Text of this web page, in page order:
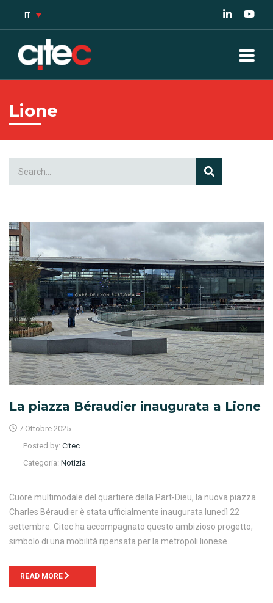
IT
Lione
La piazza Béraudier inaugurata a Lione
7 Ottobre 2025
Posted by: Citec
Categoria: Notizia
Cuore multimodale del quartiere della Part-Dieu, la nuova piazza
Charles Béraudier è stata ufficialmente inaugurata lunedì 22
settembre. Citec ha accompagnato questo ambizioso progetto,
simbolo di una mobilità ripensata per la metropoli lionese.
READ MORE